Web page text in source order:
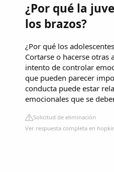
¿Por qué la
los brazos?
¿Por qué los
Cortarse o hacerse otras
intento de controlar
que pueden parecer
conducta puede estar
emocionales que se
Solicitud de eliminación
Ver respuesta completa en